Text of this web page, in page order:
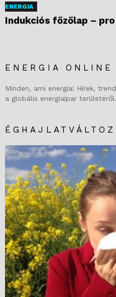
ENERGIA
Indukciós főzőlap –
ENERGIA ONLINE
Minden, ami energia! Hírek,
a globális energiaipar területéről.